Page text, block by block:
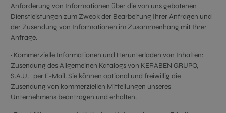
Anforderung von Informationen über die von uns gebotenen
Dienstleistungen zum Zweck der Bearbeitung Ihrer Anfragen und
der Zusendung von Informationen im Zusammenhang mit Ihrer
Anfrage.
· Kommerzielle Informationen und Herunterladen von Inhalten:
Zusendung des Allgemeinen Katalogs von KERABEN GRUPO,
S.A.U. per E-Mail. Sie können optional und freiwillig die
Zusendung von kommerziellen Mitteilungen unseres
Unternehmens beantragen und erhalten.